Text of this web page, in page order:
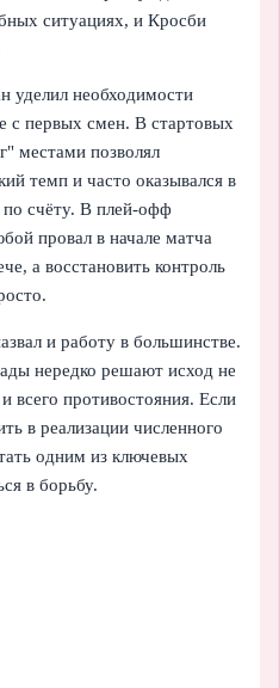
ситуациях, и Кросби
уделил необходимости
с первых смен. В стартовых
местами позволял
темп и часто оказывался в
счёту. В плей-офф
провал в начале матча
а восстановить контроль
и работу в большинстве.
нередко решают исход не
всего противостояния. Если
в реализации численного
одним из ключевых
в борьбу.